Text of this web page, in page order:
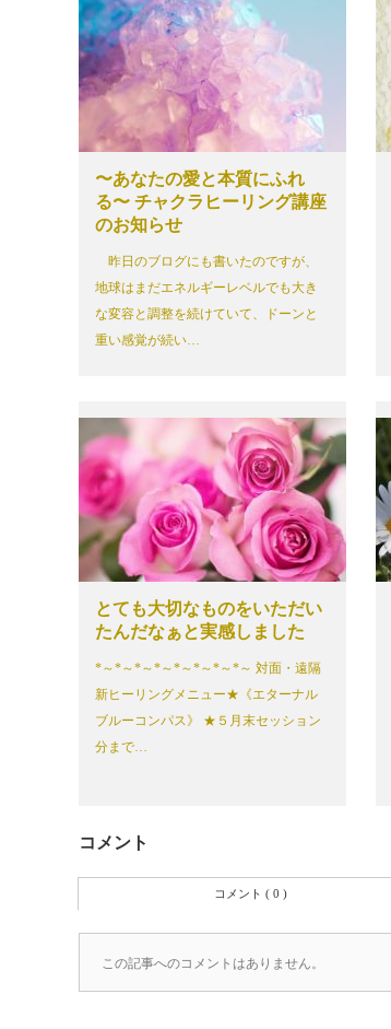
〜あなたの愛と本質にふれ
る〜 チャクラヒーリング講座
のお知らせ
昨日のブログにも書いたのですが、
地球はまだエネルギーレベルでも大き
な変容と調整を続けていて、ドーンと
重い感覚が続い…
とても大切なものをいただい
たんだなぁと実感しました
*～*～*～*～*～*～*～*～ 対面・遠隔
新ヒーリングメニュー★《エターナル
ブルーコンパス》 ★５月末セッション
分まで…
コメント
コメント ( 0 )
この記事へのコメントはありません。